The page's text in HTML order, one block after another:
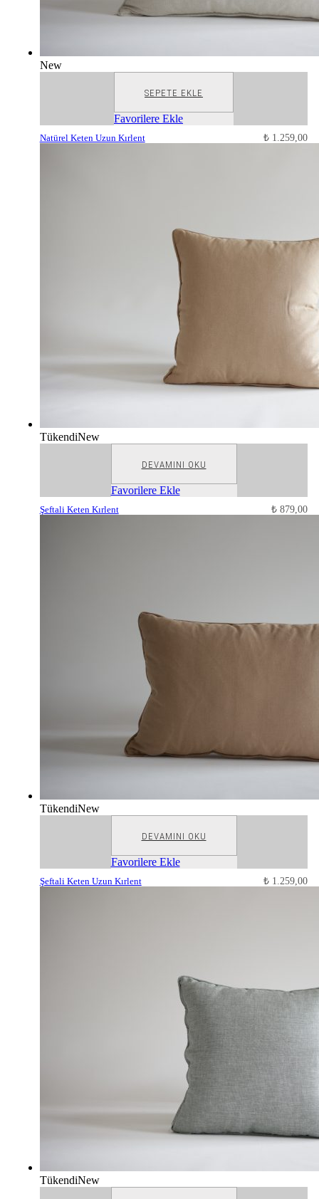
New
SEPETE EKLE
Favorilere Ekle
Natürel Keten Uzun Kırlent ₺ 1.259,00
TükendiNew
DEVAMINI OKU
Favorilere Ekle
Şeftali Keten Kırlent ₺ 879,00
TükendiNew
DEVAMINI OKU
Favorilere Ekle
Şeftali Keten Uzun Kırlent ₺ 1.259,00
TükendiNew